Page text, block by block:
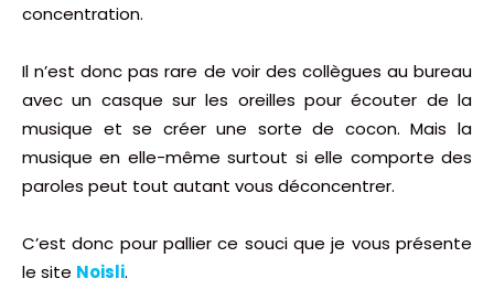
concentration.
Il n’est donc pas rare de voir des collègues au bureau
avec un casque sur les oreilles pour écouter de la
musique et se créer une sorte de cocon. Mais la
musique en elle-même surtout si elle comporte des
paroles peut tout autant vous déconcentrer.
C’est donc pour pallier ce souci que je vous présente
le site Noisli.